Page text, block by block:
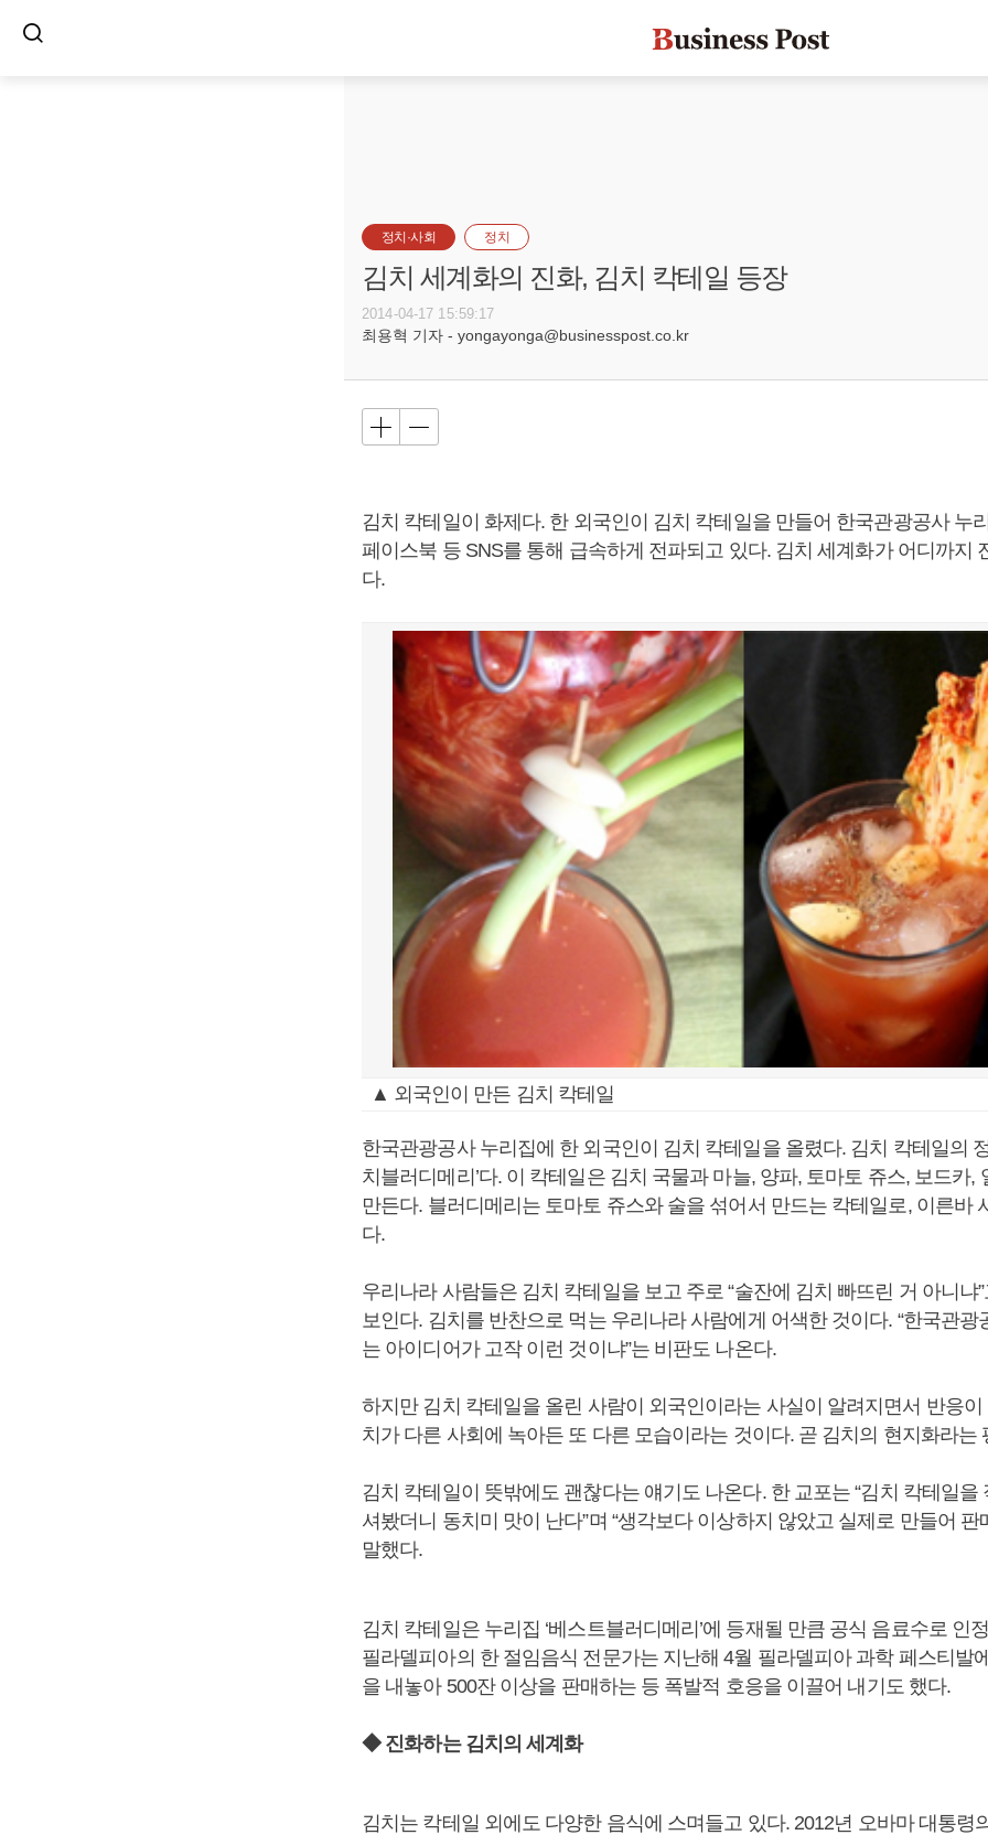
정치·사회 정치
김치 세계화의 진화, 김치 칵테일 등장
2014-04-17 15:59:17
최용혁 기자 - yongayonga@businesspost.co.kr
김치 칵테일이 화제다. 한 외국인이 김치 칵테일을 만들어 한국관광공사 누
페이스북 등 SNS를 통해 급속하게 전파되고 있다. 김치 세계화가 어디까지
다.
▲ 외국인이 만든 김치 칵테일
한국관광공사 누리집에 한 외국인이 김치 칵테일을 올렸다. 김치 칵테일의
치블러디메리’다. 이 칵테일은 김치 국물과 마늘, 양파, 토마토 쥬스, 보드카,
만든다. 블러디메리는 토마토 쥬스와 술을 섞어서 만드는 칵테일로, 이른바
다.
우리나라 사람들은 김치 칵테일을 보고 주로 “술잔에 김치 빠뜨린 거 아니냐
보인다. 김치를 반찬으로 먹는 우리나라 사람에게 어색한 것이다. “한국관광
는 아이디어가 고작 이런 것이냐”는 비판도 나온다.
하지만 김치 칵테일을 올린 사람이 외국인이라는 사실이 알려지면서 반응이
치가 다른 사회에 녹아든 또 다른 모습이라는 것이다. 곧 김치의 현지화라는
김치 칵테일이 뜻밖에도 괜찮다는 얘기도 나온다. 한 교포는 “김치 칵테일을
셔봤더니 동치미 맛이 난다”며 “생각보다 이상하지 않았고 실제로 만들어 판
말했다.
김치 칵테일은 누리집 ‘베스트블러디메리’에 등재될 만큼 공식 음료수로 인
필라델피아의 한 절임음식 전문가는 지난해 4월 필라델피아 과학 페스티발
을 내놓아 500잔 이상을 판매하는 등 폭발적 호응을 이끌어 내기도 했다.
◆ 진화하는 김치의 세계화
김치는 칵테일 외에도 다양한 음식에 스며들고 있다. 2012년 오바마 대통령